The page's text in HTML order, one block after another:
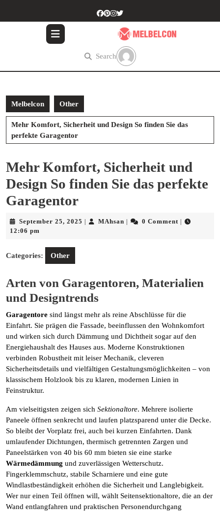
Search
Melbelcon Other
Mehr Komfort, Sicherheit und Design So finden Sie das
perfekte Garagentor
Mehr Komfort, Sicherheit und
Design So finden Sie das perfekte
Garagentor
September 25, 2025 September
MAhsan MAhsan0 Comment
12:06 pm
Categories: Other
Arten von Garagentoren, Materialien
und Designtrends
Garagentore sind längst mehr als reine Abschlüsse für die
Einfahrt. Sie prägen die Fassade, beeinflussen den Wohnkomfort
und wirken sich durch Dämmung und Dichtheit sogar auf den
Energiehaushalt des Hauses aus. Moderne Konstruktionen
verbinden Robustheit mit leiser Mechanik, cleveren
Sicherheitsdetails und vielfältigen Gestaltungsmöglichkeiten – von
klassischem Holzlook bis zu klaren, modernen Linien in
Feinstruktur.
Am vielseitigsten zeigen sich Sektionaltore. Mehrere isolierte
Paneele öffnen senkrecht und laufen platzsparend unter die Decke.
So bleibt der Vorplatz frei, auch bei kurzen Einfahrten. Dank
umlaufender Dichtungen, thermisch getrennten Zargen und
Paneelstärken von 40 bis 60 mm bieten sie eine starke
Wärmedämmung und zuverlässigen Wetterschutz.
Fingerklemmschutz, stabile Scharniere und eine gute
Windlastbeständigkeit erhöhen die Sicherheit und Langlebigkeit.
Wer nur einen Teil öffnen will, wählt Seitensektionaltore, die an der
Wand entlangfahren und praktischen Personendurchgang